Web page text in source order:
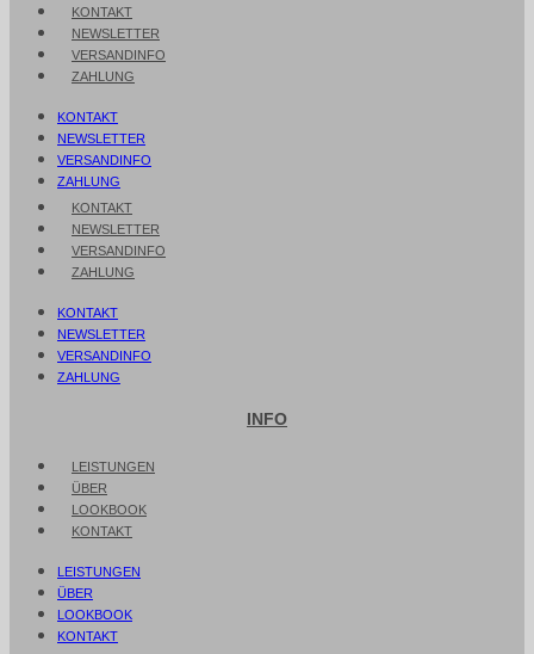
KONTAKT
NEWSLETTER
VERSANDINFO
ZAHLUNG
KONTAKT
NEWSLETTER
VERSANDINFO
ZAHLUNG
KONTAKT
NEWSLETTER
VERSANDINFO
ZAHLUNG
KONTAKT
NEWSLETTER
VERSANDINFO
ZAHLUNG
INFO
LEISTUNGEN
ÜBER
LOOKBOOK
KONTAKT
LEISTUNGEN
ÜBER
LOOKBOOK
KONTAKT